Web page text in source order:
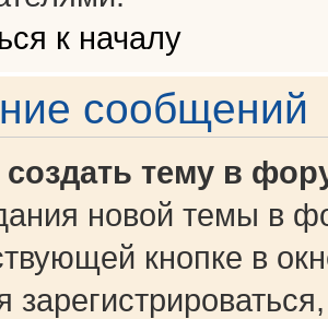
к началу
сообщений
создать тему в
новой темы в
кнопке в